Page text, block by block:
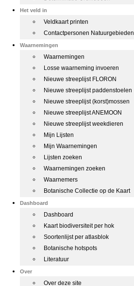
Het veld in
Veldkaart printen
Contactpersonen Natuurgebieden
Waarnemingen
Waarnemingen
Losse waarneming invoeren
Nieuwe streeplijst FLORON
Nieuwe streeplijst paddenstoelen
Nieuwe streeplijst (korst)mossen
Nieuwe streeplijst ANEMOON
Nieuwe streeplijst weekdieren
Mijn Lijsten
Mijn Waarnemingen
Lijsten zoeken
Waarnemingen zoeken
Waarnemers
Botanische Collectie op de Kaart
Dashboard
Dashboard
Kaart biodiversiteit per hok
Soortenlijst per atlasblok
Botanische hotspots
Literatuur
Over
Over deze site